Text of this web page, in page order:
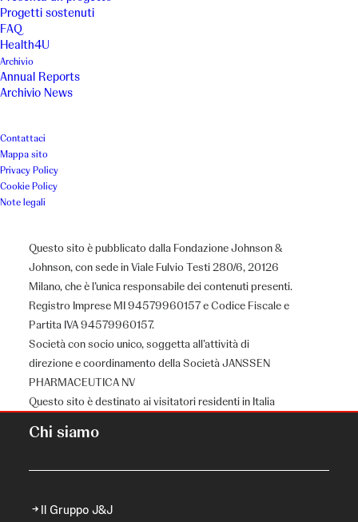
Progetti sostenuti
FAQ
Health4U
Archivio
Annual Reports
Archivio News
Contattaci
Mappa sito
Privacy Policy
Cookie Policy
Note legali
Questo sito è pubblicato dalla Fondazione Johnson &
Johnson, con sede in Viale Fulvio Testi 280/6, 20126
Milano, che è l’unica responsabile dei contenuti presenti.
Registro Imprese MI 94579960157 e Codice Fiscale e
Partita IVA 94579960157.
Società con socio unico, soggetta all’attività di
direzione e coordinamento della Società JANSSEN
PHARMACEUTICA NV
Questo sito è destinato ai visitatori residenti in Italia
Chi siamo
Il Gruppo J&J